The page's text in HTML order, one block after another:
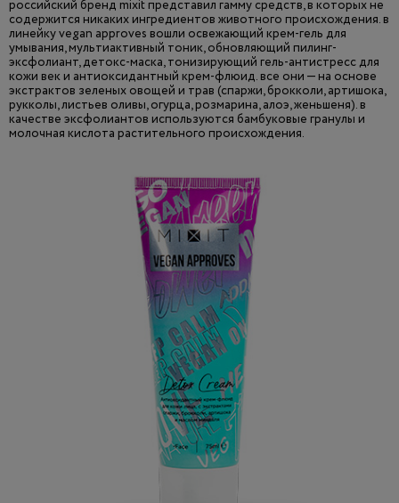
российский бренд mixit представил гамму средств, в которых не
содержится никаких ингредиентов животного происхождения. в
линейку vegan approves вошли освежающий крем-гель для
умывания, мультиактивный тоник, обновляющий пилинг-
эксфолиант, детокс-маска, тонизирующий гель-антистресс для
кожи век и антиоксидантный крем-флюид. все они — на основе
экстрактов зеленых овощей и трав (спаржи, брокколи, артишока,
рукколы, листьев оливы, огурца, розмарина, алоэ, женьшеня). в
качестве эксфолиантов используются бамбуковые гранулы и
молочная кислота растительного происхождения.